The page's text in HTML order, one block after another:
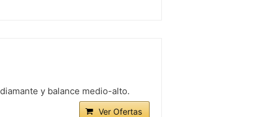
y balance medio-alto.
Ver Ofertas